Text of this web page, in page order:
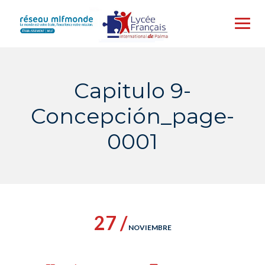
content
Capitulo 9-
Concepción_page-
0001
27 / NOVIEMBRE